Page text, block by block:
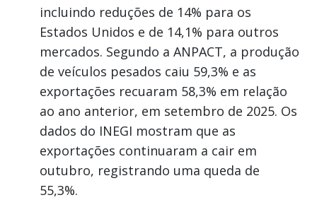
incluindo reduções de 14% para os
Estados Unidos e de 14,1% para outros
mercados. Segundo a ANPACT, a produção
de veículos pesados caiu 59,3% e as
exportações recuaram 58,3% em relação
ao ano anterior, em setembro de 2025. Os
dados do INEGI mostram que as
exportações continuaram a cair em
outubro, registrando uma queda de
55,3%.